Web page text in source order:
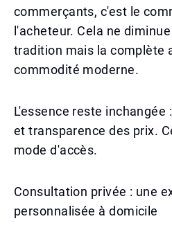
commerçants, c'est le
l'acheteur. Cela ne
tradition mais la complète
commodité moderne.
L'essence reste
et transparence des prix.
mode d'accès.
Consultation privée : une
personnalisée à domicile